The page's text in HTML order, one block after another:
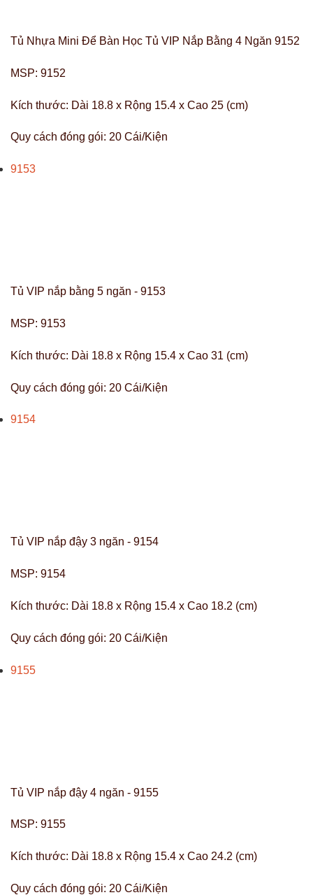
Tủ Nhựa Mini Để Bàn Học Tủ VIP Nắp Bằng 4 Ngăn 9152
MSP: 9152
Kích thước: Dài 18.8 x Rộng 15.4 x Cao 25 (cm)
Quy cách đóng gói: 20 Cái/Kiện
9153
Tủ VIP nắp bằng 5 ngăn - 9153
MSP: 9153
Kích thước: Dài 18.8 x Rộng 15.4 x Cao 31 (cm)
Quy cách đóng gói: 20 Cái/Kiện
9154
Tủ VIP nắp đậy 3 ngăn - 9154
MSP: 9154
Kích thước: Dài 18.8 x Rộng 15.4 x Cao 18.2 (cm)
Quy cách đóng gói: 20 Cái/Kiện
9155
Tủ VIP nắp đậy 4 ngăn - 9155
MSP: 9155
Kích thước: Dài 18.8 x Rộng 15.4 x Cao 24.2 (cm)
Quy cách đóng gói: 20 Cái/Kiện